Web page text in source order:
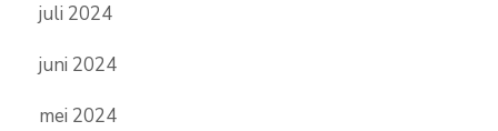
juli 2024
juni 2024
mei 2024